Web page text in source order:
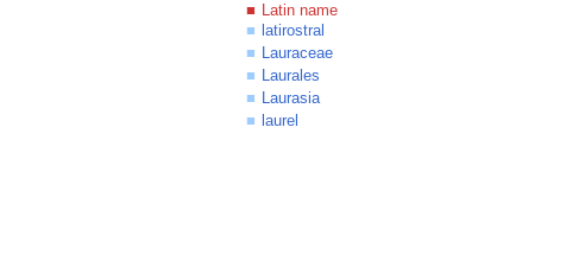
Latin name
latirostral
Lauraceae
Laurales
Laurasia
laurel